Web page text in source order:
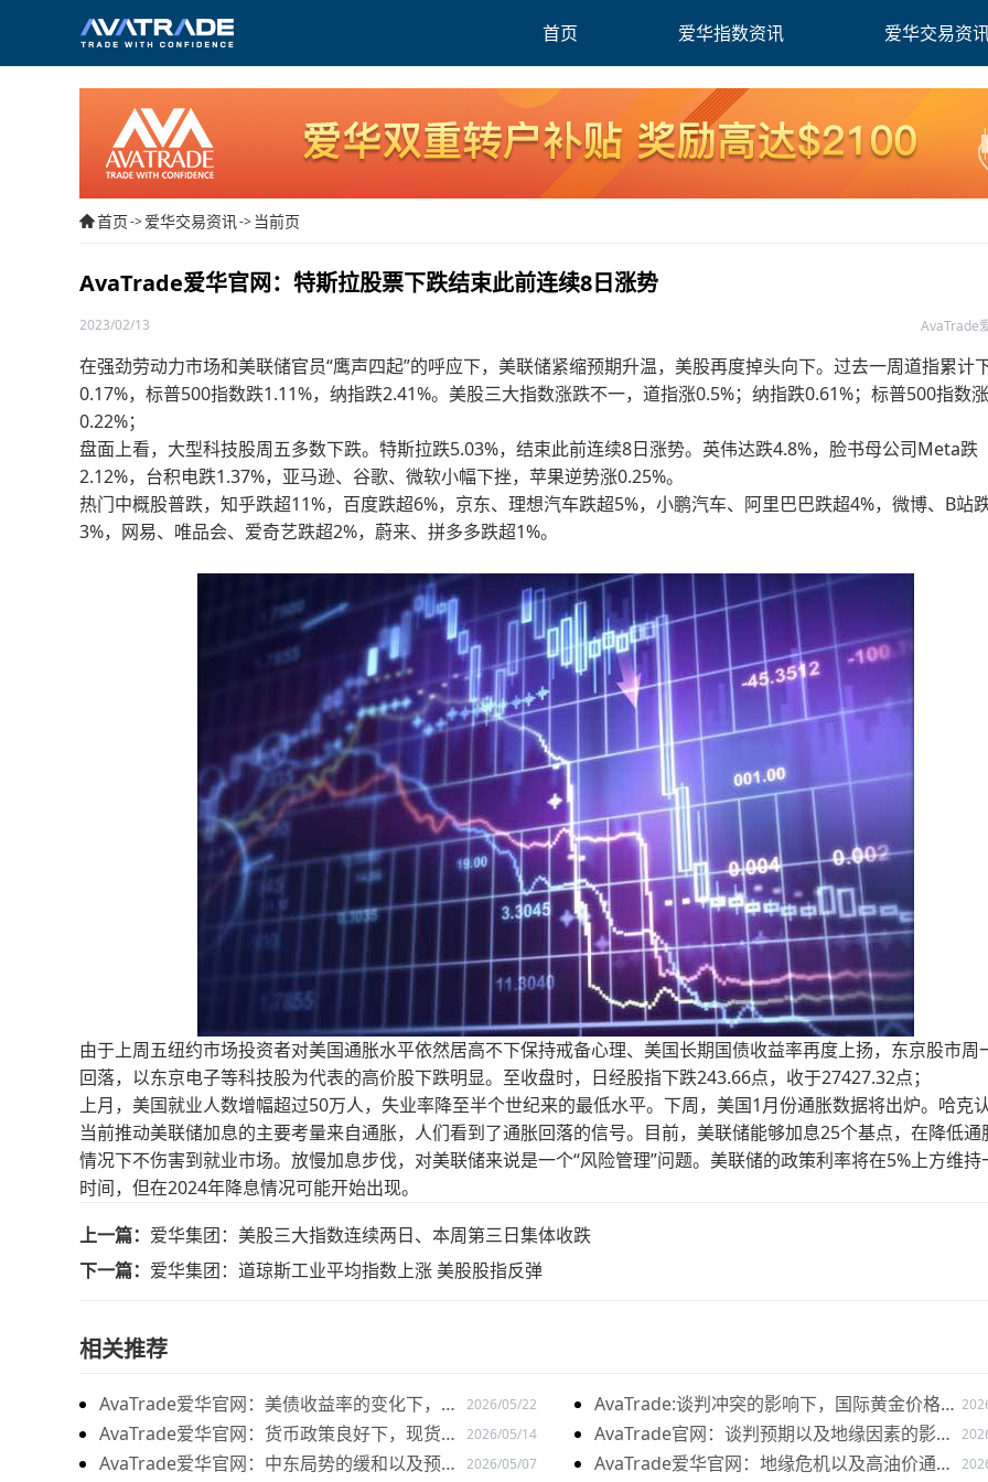
首页 爱华指数资讯 爱华交易资
首页->爱华交易资讯-> 当前页
AvaTrade爱华官网：特斯拉股票下跌结束此前连续8日涨势
2023/02/13 AvaTrade
在强劲劳动力市场和美联储官员“鹰声四起”的呼应下，美联储紧缩预期升温，美股再度掉头向下。过去一周道指累计
0.17%，标普500指数跌1.11%，纳指跌2.41%。美股三大指数涨跌不一，道指涨0.5%；纳指跌0.61%；标普500指数涨
0.22%；
盘面上看，大型科技股周五多数下跌。特斯拉跌5.03%，结束此前连续8日涨势。英伟达跌4.8%，脸书母公司Meta跌
2.12%，台积电跌1.37%，亚马逊、谷歌、微软小幅下挫，苹果逆势涨0.25%。
热门中概股普跌，知乎跌超11%，百度跌超6%，京东、理想汽车跌超5%，小鹏汽车、阿里巴巴跌超4%，微博、B站
3%，网易、唯品会、爱奇艺跌超2%，蔚来、拼多多跌超1%。
由于上周五纽约市场投资者对美国通胀水平依然居高不下保持戒备心理、美国长期国债收益率再度上扬，东京股市周
回落，以东京电子等科技股为代表的高价股下跌明显。至收盘时，日经股指下跌243.66点，收于27427.32点；
上月，美国就业人数增幅超过50万人，失业率降至半个世纪来的最低水平。下周，美国1月份通胀数据将出炉。哈克
当前推动美联储加息的主要考量来自通胀，人们看到了通胀回落的信号。目前，美联储能够加息25个基点，在降低通
情况下不伤害到就业市场。放慢加息步伐，对美联储来说是一个“风险管理”问题。美联储的政策利率将在5%上方维持
时间，但在2024年降息情况可能开始出现。
上一篇： 爱华集团：美股三大指数连续两日、本周第三日集体收跌
下一篇： 爱华集团：道琼斯工业平均指数上涨 美股股指反弹
相关推荐
AvaTrade爱华官网：美债收益率的变化下，现
货黄金价格下跌
2026/05/22
AvaTrade爱华官网：货币政策良好下，现货黄
金持续上涨
2026/05/14
AvaTrade爱华官网：中东局势的缓和以及预期
2026/05/07
AvaTrade:谈判冲突的影响下，国际黄金价格下
跌
AvaTrade官网：谈判预期以及地缘因素的影响
下，黄金价格下跌
AvaTrade爱华官网：地缘危机以及高油价通胀